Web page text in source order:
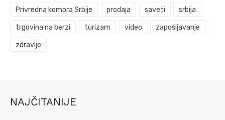
Privredna komora Srbije prodaja saveti srbija
trgovina na berzi turizam video zapošljavanje
zdravlje
NAJČITANIJE